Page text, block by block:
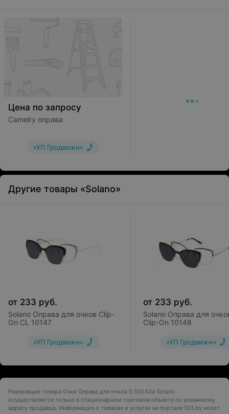
Цена по запросу
Camelry оправа
«УП Гродвижн»
Другие товары «Solano»
от 233 руб.
Solano Оправа для очков Clip-
On CL 10147
«УП Гродвижн»
от 233 руб.
Solano Оправа для
Clip-On 10148
«УП Гродвижн»
Реализация товара Очки Оправа для очков S 50243a Solano
осуществляется только в стационарном торговом объекте по указанному
адресу продавца. Информация о товарах и услугах на портале 103.by носит